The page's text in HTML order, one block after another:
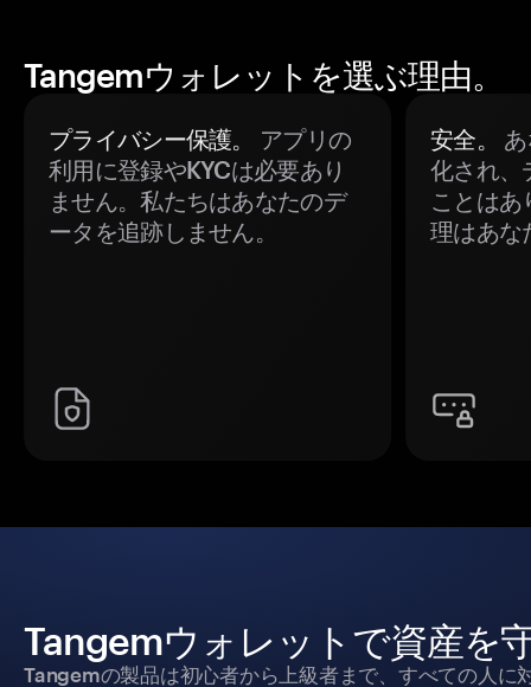
Tangemウォレットを選ぶ理由。
プライバシー保護。
アプリの
利用に登録やKYCは必要あり
ません。私たちはあなたのデ
ータを追跡しません。
安全。
化され、
ことはあ
理はあな
Tangemウォレットで資産を
Tangemの製品は初心者から上級者まで、すべての人に